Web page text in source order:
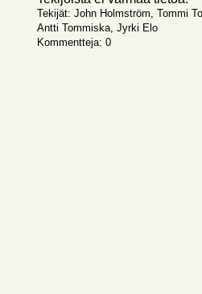
Tekijät: John Holmström, Tommi
Antti Tommiska, Jyrki Elo
Kommentteja: 0